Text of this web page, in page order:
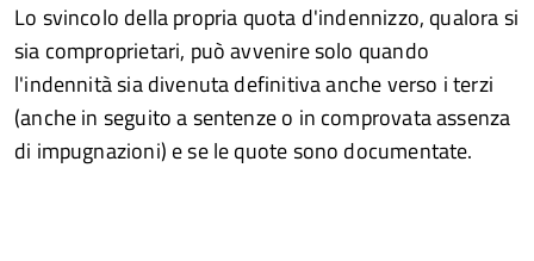
Lo svincolo della propria quota d'indennizzo, qualora si
sia comproprietari, può avvenire solo quando
l'indennità sia divenuta definitiva anche verso i terzi
(anche in seguito a sentenze o in comprovata assenza
di impugnazioni) e se le quote sono documentate.